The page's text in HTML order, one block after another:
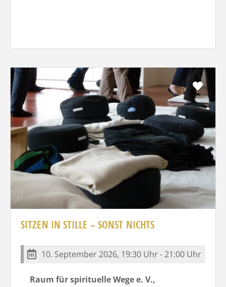
SITZEN IN STILLE – SONST NICHTS
10. September 2026, 19:30 Uhr - 21:00 Uhr
Raum für spirituelle Wege e. V.,